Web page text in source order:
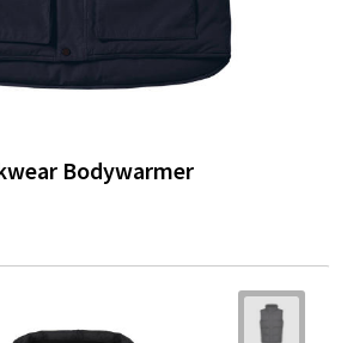
Bodywarmer